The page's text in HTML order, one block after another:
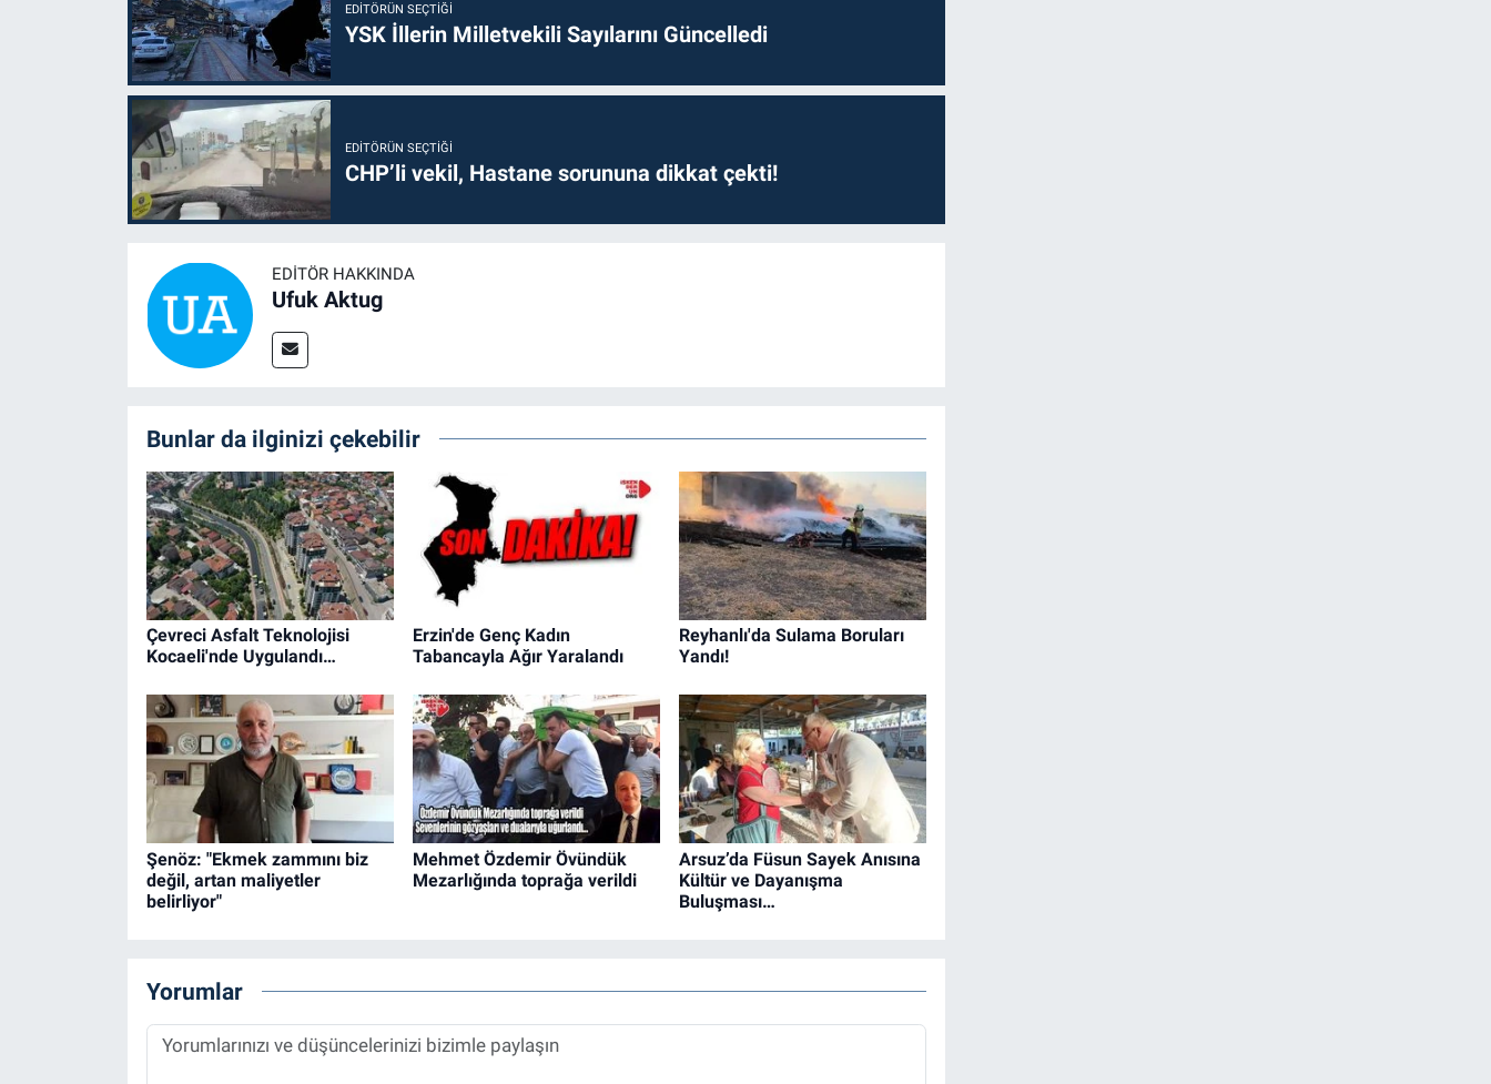
EDITÖRÜN SEÇTIĞI
YSK İllerin Milletvekili Sayılarını Güncelledi
EDITÖRÜN SEÇTIĞI
CHP’li vekil, Hastane sorununa dikkat çekti!
EDITÖR HAKKINDA
Ufuk Aktug
Bunlar da ilginizi çekebilir
Çevreci Asfalt Teknolojisi
Kocaeli'nde Uygulandı…
Erzin'de Genç Kadın
Tabancayla Ağır Yaralandı
Reyhanlı'da Sulama Boruları
Yandı!
Şenöz: "Ekmek zammını biz
değil, artan maliyetler
belirliyor"
Mehmet Özdemir Övündük
Mezarlığında toprağa verildi
Arsuz’da Füsun Sayek Anısına
Kültür ve Dayanışma
Buluşması…
Yorumlar